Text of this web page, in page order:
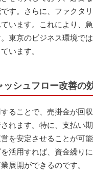
す。さらに、ファクタ
います。これにより、
東京のビジネス環境で
います。
ッシュフロー改善の
ることで、売掛金が回
れます。特に、支払い
を安定させることが可
活用すれば、資金繰り
展開ができるのです。